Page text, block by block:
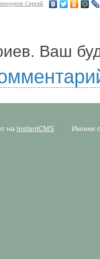
Сергей
Ваш
на InstantCMS Иконки